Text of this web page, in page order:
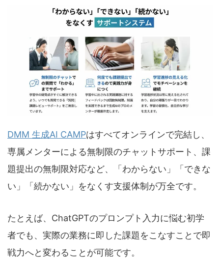
DMM 生成AI CAMPはすべてオンラインで完結し、
専属メンターによる無制限のチャットサポート、課
題提出の無制限対応など、「わからない」「できな
い」「続かない」をなくす支援体制が万全です。
たとえば、ChatGPTのプロンプト入力に悩む初学
者でも、実際の業務に即した課題をこなすことで即
戦力へと変わることが可能です。